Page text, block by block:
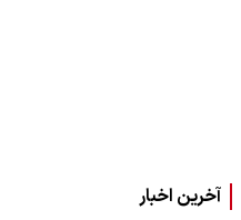
آخرین اخبار